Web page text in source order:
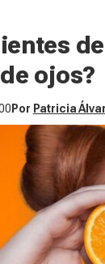
ojos?
Por Patricia